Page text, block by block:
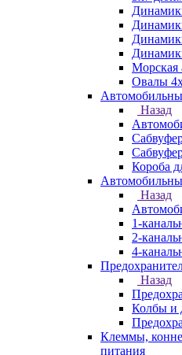
Морская
Овалы
Назад
Короба
Назад
1-
2-
4-
Назад
Колбы и
Клеммы,
питания